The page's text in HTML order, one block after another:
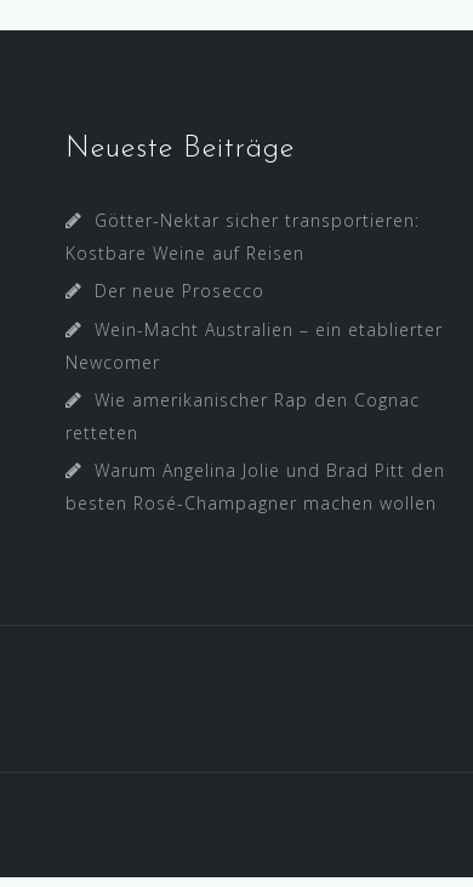
Neueste Beiträge
Götter-Nektar sicher transportieren:
Kostbare Weine auf Reisen
Der neue Prosecco
Wein-Macht Australien – ein etablierter
Newcomer
Wie amerikanischer Rap den Cognac
retteten
Warum Angelina Jolie und Brad Pitt den
besten Rosé-Champagner machen wollen